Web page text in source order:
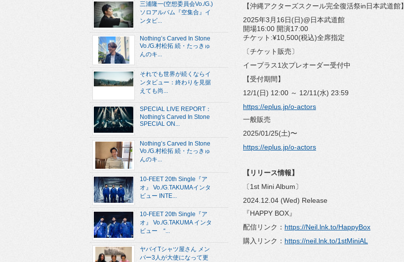
【沖縄アクターズスクール完全復活祭in日本武道館】
2025年3月16日(日)@日本武道館
開場16:00 開演17:00
チケット:¥10,500(税込)全席指定
〔チケット販売〕
イープラス1次プレオーダー受付中
【受付期間】
12/1(日) 12:00 ～ 12/11(水) 23:59
https://eplus.jp/o-actors
一般販売
2025/01/25(土)〜
https://eplus.jp/o-actors
【リリース情報】
〔1st Mini Album〕
2024.12.04 (Wed) Release
『HAPPY BOX』
配信リンク： https://Neil.lnk.to/HappyBox
購入リンク： https://neil.lnk.to/1stMiniAL
三浦隆一(空想委員会Vo./G.)
ソロアルバム『空集合』イ
ンタビ...
Nothing’s Carved In Stone
Vo./G.村松拓 続・たっきゅ
んのキ...
それでも世界が続くならイ
ンタビュー：終わりを見据
えても尚...
SPECIAL LIVE REPORT：
Nothing's Carved In Stone
SPECIAL ON...
Nothing’s Carved In Stone
Vo./G.村松拓 続・たっきゅ
んのキ...
10-FEET 20th Single『ア
オ』 Vo./G.TAKUMAインタ
ビュー INTE...
10-FEET 20th Single『ア
オ』 Vo./G.TAKUMA インタ
ビュー “...
ヤバイTシャツ屋さん メン
バー3人が大使になって更